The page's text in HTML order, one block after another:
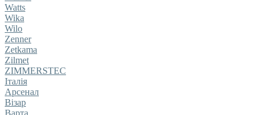
Watts
Wika
Wilo
Zenner
Zetkama
Zilmet
ZIMMERSTEC
Італія
Арсенал
Візар
Варта